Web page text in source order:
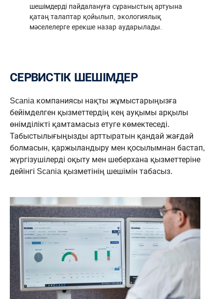
шешімдерді пайдалануға сұраныстың артуына
қатаң талаптар қойылып, экологиялық
мәселелерге ерекше назар аударылады.
СЕРВИСТІК ШЕШІМДЕР
Scania компаниясы нақты жұмыстарыңызға
бейімделген қызметтердің кең ауқымы арқылы
өнімділікті қамтамасыз етуге көмектеседі.
Табыстылығыңызды арттыратын қандай жағдай
болмасын, қаржыландыру мен қосылымнан бастап,
жүргізушілерді оқыту мен шеберхана қызметтеріне
дейінгі Scania қызметінің шешімін табасыз.